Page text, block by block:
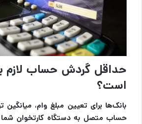
حداقل گردش حساب لازم
است؟
بانک‌ها برای تعیین مبلغ وام،
حساب متصل به دستگاه کارتخوان شما